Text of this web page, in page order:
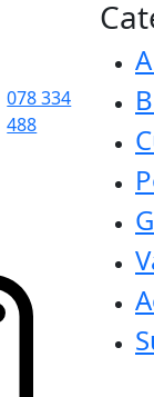
078 334
488